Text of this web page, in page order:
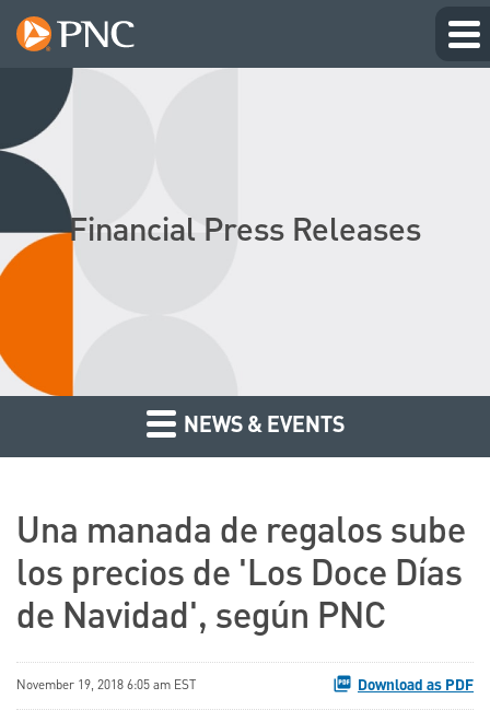
Financial Press Releases
NEWS & EVENTS
Una manada de regalos sube
los precios de 'Los Doce Días
de Navidad', según PNC
November 19, 2018 6:05 am EST Download as PDF